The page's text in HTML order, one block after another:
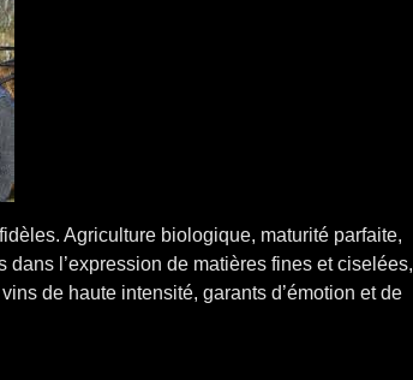
Agriculture biologique, maturité parfaite,
l’expression de matières fines et ciselées,
de haute intensité, garants d’émotion et de